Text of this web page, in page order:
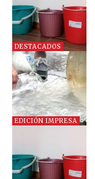
DESTACADOS
EDICIÓN IMPRESA